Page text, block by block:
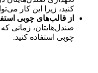
کنید، زیرا این کار
از قالب‌های چوبی
صندل‌هایتان، زمانی که
چوبی استفاده کنید.